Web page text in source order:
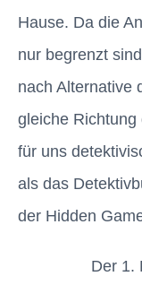
Hause. Da die
nur begrenzt
nach Alternative
gleiche
für uns
als das
der Hidden
Der 1.